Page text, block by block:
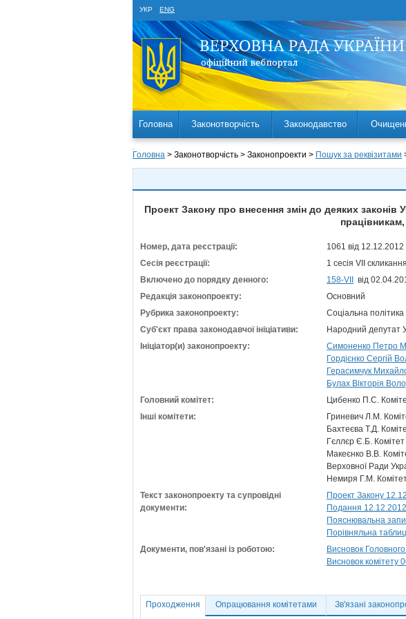
УКР ENG
Головна Законотворчість Законодавство
Головна > Законотворчість > Законопроекти > Пошук за реквізитами
Проект Закону про внесення змін до деяких
Номер, дата реєстрації:
1061 від 12.12.2012
Сесія реєстрації:
1 сесія VII скликання
Включено до порядку денного:
158-VII
від
Редакція законопроекту:
Основний
Рубрика законопроекту:
Соціальна політика
Суб'єкт права законодавчої ініціативи:
Народний депутат
Ініціатор(и) законопроекту:
Симоненко Петро
Гордієнко Сергій
Герасимчук
Булах Вікторія
Головний комітет:
Цибенко П.С.
Інші комітети:
Гриневич Л.М.
Бахтеєва Т.Д.
Гєллєр Є.Б.
Макеєнко В.В.
Верховної Ради
Немиря Г.М. Комітет
Текст законопроекту та супровідні
документи:
Проект Закону
Подання 12.12.2012
Пояснювальна
Порівняльна
Документи, пов'язані із роботою:
Висновок
Висновок комітету
Проходження Опрацювання комітетами Зв'язані